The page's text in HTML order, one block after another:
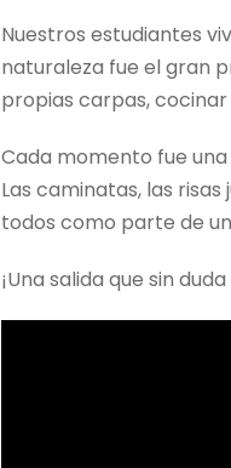
Nuestros estudiantes
naturaleza fue el gran
propias carpas,
Cada momento fue
Las caminatas, las
todos como parte de
¡Una salida que sin